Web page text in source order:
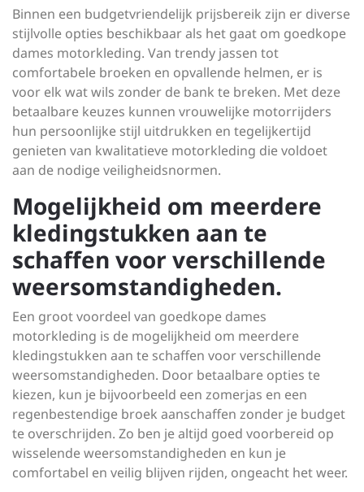
Binnen een budgetvriendelijk prijsbereik zijn er diverse
stijlvolle opties beschikbaar als het gaat om goedkope
dames motorkleding. Van trendy jassen tot
comfortabele broeken en opvallende helmen, er is
voor elk wat wils zonder de bank te breken. Met deze
betaalbare keuzes kunnen vrouwelijke motorrijders
hun persoonlijke stijl uitdrukken en tegelijkertijd
genieten van kwalitatieve motorkleding die voldoet
aan de nodige veiligheidsnormen.
Mogelijkheid om meerdere
kledingstukken aan te
schaffen voor verschillende
weersomstandigheden.
Een groot voordeel van goedkope dames
motorkleding is de mogelijkheid om meerdere
kledingstukken aan te schaffen voor verschillende
weersomstandigheden. Door betaalbare opties te
kiezen, kun je bijvoorbeeld een zomerjas en een
regenbestendige broek aanschaffen zonder je budget
te overschrijden. Zo ben je altijd goed voorbereid op
wisselende weersomstandigheden en kun je
comfortabel en veilig blijven rijden, ongeacht het weer.